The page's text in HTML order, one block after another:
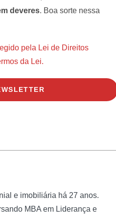
deveres. Boa sorte nessa
pela Lei de Direitos
da Lei.
e imobiliária há 27 anos.
MBA em Liderança e